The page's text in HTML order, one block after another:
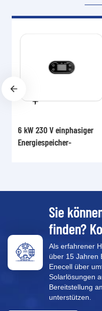
6 kW 230 V einphasiger
Energiespeicher-
Sie
finden?
Als erfahrener
über 15 Jahren
Enecell über
Solarlösungen
Bereitstellung
unterstützen.